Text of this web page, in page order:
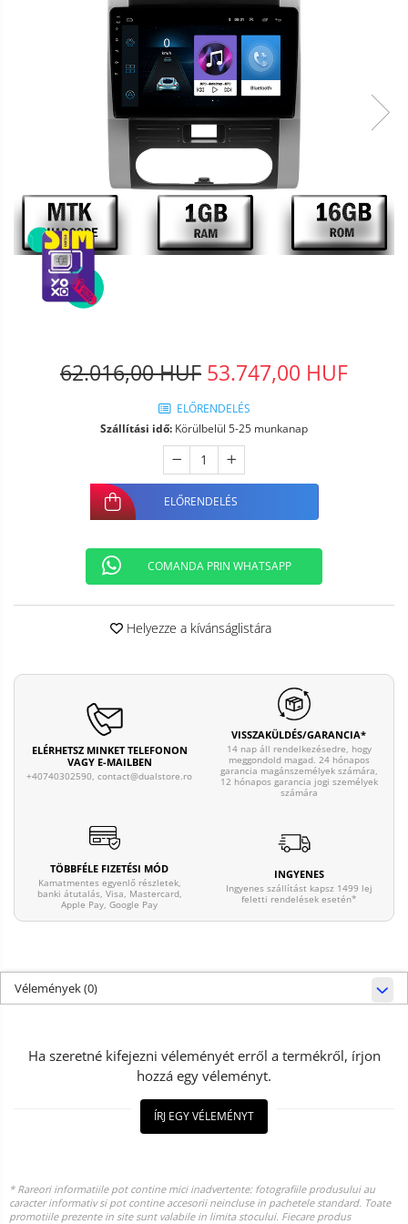
62.016,00 HUF 53.747,00 HUF
ELŐRENDELÉS
Szállítási idő: Körülbelül 5-25 munkanap
ELŐRENDELÉS
COMANDA PRIN WHATSAPP
Helyezze a kívánságlistára
ELÉRHETSZ MINKET TELEFONON
VAGY E-MAILBEN
+40740302590, contact@dualstore.ro
VISSZAKÜLDÉS/GARANCIA*
14 nap áll rendelkezésedre, hogy
meggondold magad. 24 hónapos
garancia magánszemélyek számára,
12 hónapos garancia jogi személyek
számára
TÖBBFÉLE FIZETÉSI MÓD
Kamatmentes egyenlő részletek,
banki átutalás, Visa, Mastercard,
Apple Pay, Google Pay
INGYENES
Ingyenes szállítást kapsz 1499 lej
feletti rendelések esetén*
Vélemények(0)
Ha szeretné kifejezni véleményét erről a termékről, írjon
hozzá egy véleményt.
ÍRJ EGY VÉLEMÉNYT